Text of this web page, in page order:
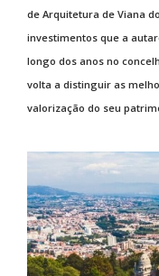
de Arquitetura de Viana
investimentos que a
longo dos anos no
volta a distinguir as
valorização do seu